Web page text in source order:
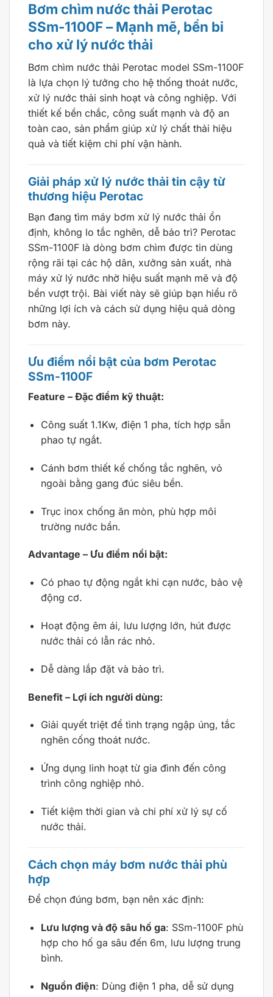
Bơm chìm nước thải Perotac
SSm-1100F – Mạnh mẽ, bền bỉ
cho xử lý nước thải
Bơm chìm nước thải Perotac model SSm-1100F
là lựa chọn lý tưởng cho hệ thống thoát nước,
xử lý nước thải sinh hoạt và công nghiệp. Với
thiết kế bền chắc, công suất mạnh và độ an
toàn cao, sản phẩm giúp xử lý chất thải hiệu
quả và tiết kiệm chi phí vận hành.
Giải pháp xử lý nước thải tin cậy từ
thương hiệu Perotac
Bạn đang tìm máy bơm xử lý nước thải ổn
định, không lo tắc nghẽn, dễ bảo trì? Perotac
SSm-1100F là dòng bơm chìm được tin dùng
rộng rãi tại các hộ dân, xưởng sản xuất, nhà
máy xử lý nước nhờ hiệu suất mạnh mẽ và độ
bền vượt trội. Bài viết này sẽ giúp bạn hiểu rõ
những lợi ích và cách sử dụng hiệu quả dòng
bơm này.
Ưu điểm nổi bật của bơm Perotac
SSm-1100F
Feature – Đặc điểm kỹ thuật:
Công suất 1.1Kw, điện 1 pha, tích hợp sẵn
phao tự ngắt.
Cánh bơm thiết kế chống tắc nghẽn, vỏ
ngoài bằng gang đúc siêu bền.
Trục inox chống ăn mòn, phù hợp môi
trường nước bẩn.
Advantage – Ưu điểm nổi bật:
Có phao tự động ngắt khi cạn nước, bảo vệ
động cơ.
Hoạt động êm ái, lưu lượng lớn, hút được
nước thải có lẫn rác nhỏ.
Dễ dàng lắp đặt và bảo trì.
Benefit – Lợi ích người dùng:
Giải quyết triệt để tình trạng ngập úng, tắc
nghẽn cống thoát nước.
Ứng dụng linh hoạt từ gia đình đến công
trình công nghiệp nhỏ.
Tiết kiệm thời gian và chi phí xử lý sự cố
nước thải.
Cách chọn máy bơm nước thải phù
hợp
Để chọn đúng bơm, bạn nên xác định:
Lưu lượng và độ sâu hố ga: SSm-1100F phù
hợp cho hố ga sâu đến 6m, lưu lượng trung
bình.
Nguồn điện: Dùng điện 1 pha, dễ sử dụng